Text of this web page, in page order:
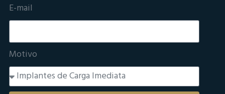
E-mail
Motivo